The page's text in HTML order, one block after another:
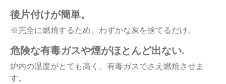
後片付けが簡単。
※完全に燃焼するため、わずかな灰を捨てるだけ。
危険な有毒ガスや煙がほとんど出ない.
炉内の温度がとても高く、有毒ガスでさえ燃焼させま
す。